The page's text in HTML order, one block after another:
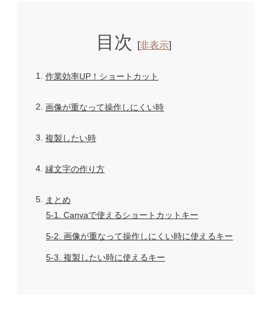
目次 [非表示]
1 作業効率UP！ショートカット
2 画像が重なって操作しにくい時
3 複製したい時
4 縁文字の作り方
5
まとめ
5-1
Canvaで使えるショートカットキー
5-2 画像が重なって操作しにくい時に使えるキー
5-3 複製したい時に使えるキー